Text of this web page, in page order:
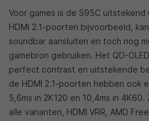
Voor games is de S95C
HDMI 2.1-poorten bijvoorbeeld,
soundbar aansluiten en toch nog
gamebron gebruiken. Het QD-
perfect contrast en uitstekende
de HDMI 2.1-poorten hebben ook
5,6ms in 2K120 en 10,4ms in
alle varianten, HDMI VRR, AMD